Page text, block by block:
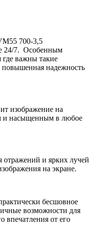
700-3,5
24/7. Особенным
где важны такие
повышенная надежность
изображение на
и насыщенным в любое
отражений и ярких лучей
на экране.
бесшовное
возможности для
впечатления от его